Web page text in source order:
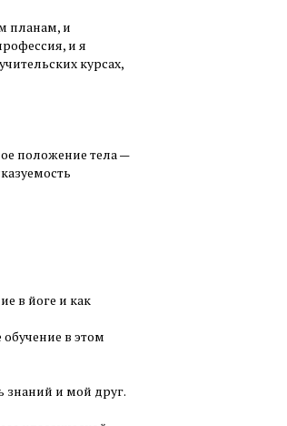
планам, и
и я
курсах,
положение тела —
в йоге и как
в этом
знаний и мой друг.